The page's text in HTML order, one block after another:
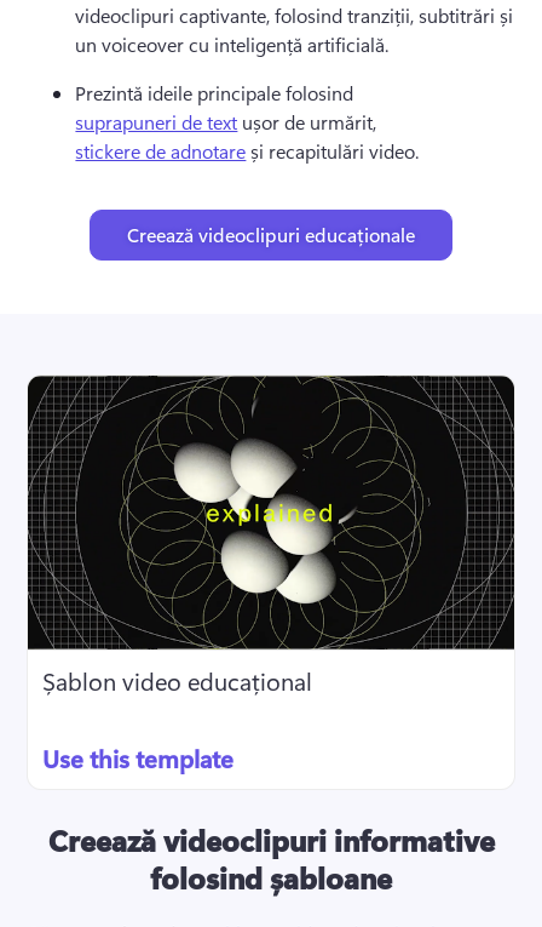
videoclipuri captivante, folosind tranziții, subtitrări și
un voiceover cu inteligență artificială.
Prezintă ideile principale folosind
suprapuneri de text ușor de urmărit,
stickere de adnotare și recapitulări video.
Creează videoclipuri educaționale
Creează videoclipuri informative
folosind șabloane
Șablon video educațional
Use this template